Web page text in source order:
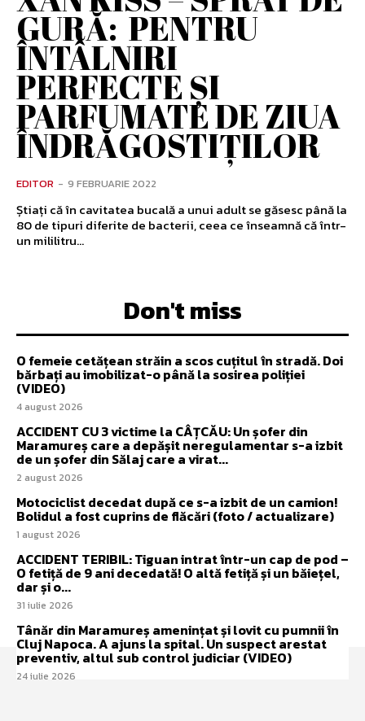
GURĂ: PENTRU
ÎNTÂLNIRI
PERFECTE ȘI
PARFUMATE DE ZIUA
ÎNDRĂGOSTIȚILOR
EDITOR - 9 FEBRUARIE 2022
Știați că în cavitatea bucală a unui adult se găsesc până la
80 de tipuri diferite de bacterii, ceea ce înseamnă că într-
un mililitru...
Don't miss
O femeie cetățean străin a scos cuțitul în stradă. Doi
bărbați au imobilizat-o până la sosirea poliției
(VIDEO)
4 august 2026
ACCIDENT CU 3 victime la CÂȚCĂU: Un șofer din
Maramureș care a depășit neregulamentar s-a izbit
de un șofer din Sălaj care a virat...
2 august 2026
Motociclist decedat după ce s-a izbit de un camion!
Bolidul a fost cuprins de flăcări (foto / actualizare)
1 august 2026
ACCIDENT TERIBIL: Tiguan intrat într-un cap de pod –
O fetiță de 9 ani decedată! O altă fetiță și un băiețel,
dar și o...
31 iulie 2026
Tânăr din Maramureș amenințat și lovit cu pumnii în
Cluj Napoca. A ajuns la spital. Un suspect arestat
preventiv, altul sub control judiciar (VIDEO)
24 iulie 2026